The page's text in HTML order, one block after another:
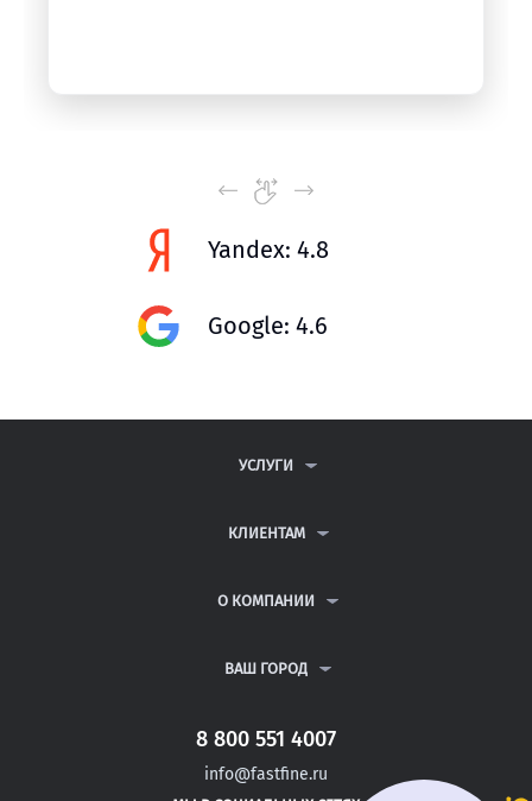
Yandex: 4.8
Google: 4.6
УСЛУГИ
ДИПЛОМНЫЕ РАБОТЫ
РЕФЕРАТЫ
КЛИЕНТАМ
ВОПРОСЫ И ОТВЕТЫ
ПОЛИТИКА КОНФИДЕНЦИАЛЬНОСТИ
О КОМПАНИИ
КОНТАКТЫ
ВАШ ГОРОД
САНКТ-ПЕТЕРБУРГ
МОЖАЙСК
НОВОЗЫБКОВ
8 800 551 4007
info@fastfine.ru